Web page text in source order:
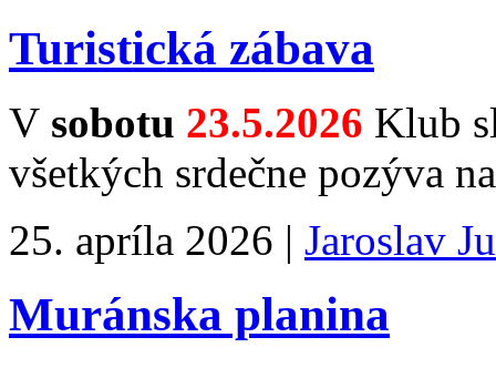
Turistická zábava
V sobotu 23.5.2026 Klub
všetkých srdečne pozýva
25. apríla 2026 | Jaroslav
Muránska planina